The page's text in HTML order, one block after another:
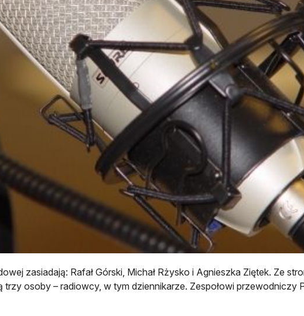
zasiadają: Rafał Górski, Michał Rżysko i Agnieszka Ziętek. Ze
trzy osoby – radiowcy, w tym dziennikarze. Zespołowi przewodniczy